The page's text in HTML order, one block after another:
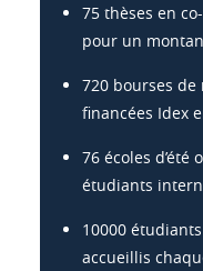
75 thèses en
pour un
720 bourses
financées Idex
76 écoles d’été
étudiants
10000
accueillis